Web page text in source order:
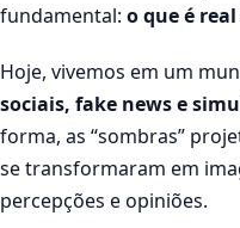
fundamental: o que é
Hoje, vivemos em um
sociais, fake news e
forma, as “sombras”
se transformaram em
percepções e opiniões.